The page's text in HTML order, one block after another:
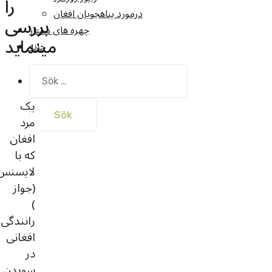
درمورد پناهجويان افغان
چهره های ممتاز
خانه
efter:
را
بررسی
مینماید
یک
مرد
افغان
که با
(جواز
)
رانندگی
افغانی
در